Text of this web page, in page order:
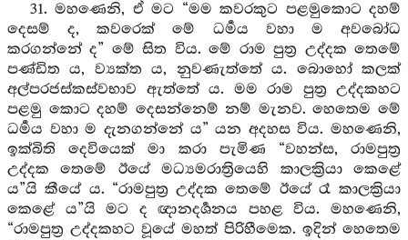
31. මහණෙනි, ඒ මට “මම කවරකුට පළමුකොට දහම්
දෙසම් ද, කවරෙක් මේ ධර්‍මය වහා ම අවබෝධ
කරගන්නේ ද” මේ සිත විය. මේ රාම පුත්‍ර උද්දක තෙමේ
පණ්ඩිත ය, ව්‍යක්ත ය, නුවණැත්තේ ය. බොහෝ කලක්
අල්පරජස්කස්වභාව ඇත්තේ ය. මම රාම පුත්‍ර උද්දකහට
පළමු කොට දහම් දෙසන්නෙම් නම් මැනව. හෙතෙම මේ
ධර්‍මය වහා ම දැනගන්නේ ය” යන අදහස විය. මහණෙනි,
ඉක්බිති දෙවියෙක් මා කරා පැමිණ “වහන්ස, රාමපුත්‍ර
උද්දක තෙමේ ඊයේ මධ්‍යමරාත්‍රියෙහි කාලක්‍රියා කෙළේ
ය”යි කීයේ ය. “රාමපුත්‍ර උද්දක තෙමේ ඊයේ රෑ කාලක්‍රියා
කෙළේ ය”යි මට ද ඥානදර්‍ශනය පහළ විය. මහණෙනි,
“රාමපුත්‍ර උද්දකහට වූයේ මහත් පිරිහීමෙක. ඉදින් හෙතෙම